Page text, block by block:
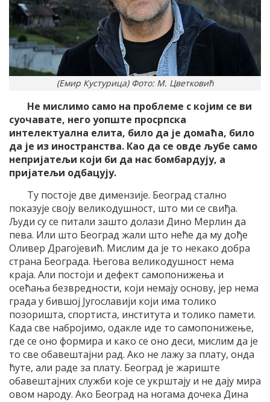
(Емир Кустурица) Фото: М. Цветковић
Не мислимо само на проблеме с којим се ви
суочавате, него уопште просрпска
интелектуална елита, било да је домаћа, било
да је из иностранства. Као да се овде љубе само
непријатељи који би да нас бомбардују, а
пријатељи одбацују.
Ту постоје две димензије. Београд стално
показује своју великодушност, што ми се свиђа.
Људи су се питали зашто долази Дино Мерлин да
пева. Или што Београд жали што неће да му дође
Оливер Драгојевић. Мислим да је то некако добра
страна Београда. Његова великодушност нема
краја. Али постоји и дефект самопонижења и
осећања безвредности, који немају основу, јер нема
града у бившој Југославији који има толико
позоришта, спортиста, института и толико памети.
Када све набројимо, одакле иде то самопонижење,
где се оно формира и како се оно деси, мислим да је
то све обавештајни рад. Ако не лажу за плату, онда
ћуте, али раде за плату. Београд је жариште
обавештајних служби које се укрштају и не дају мира
овом народу. Ако Београд на ногама дочека Дина